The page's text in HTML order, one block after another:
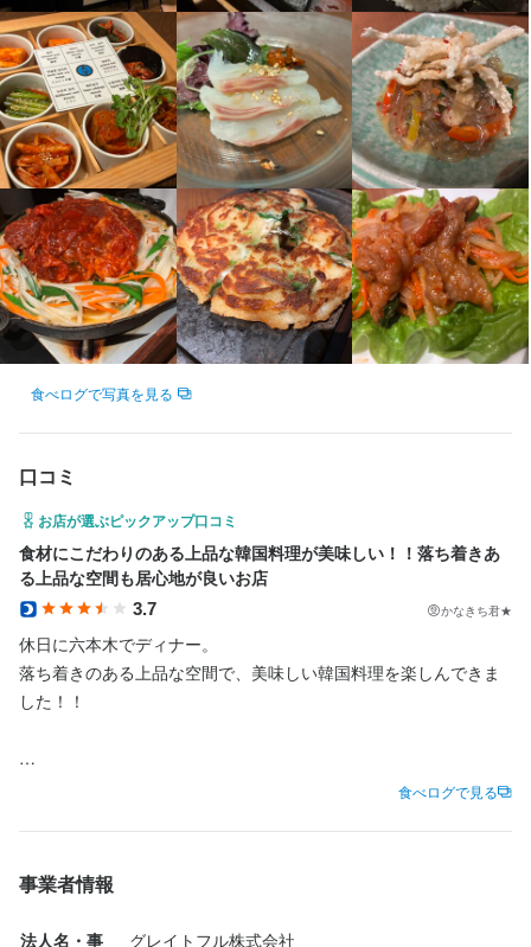
食べログで写真を見る
口コミ
お店が選ぶピックアップ口コミ
食材にこだわりのある上品な韓国料理が美味しい！！落ち着きあ
る上品な空間も居心地が良いお店
3.7 かなきち君★
休日に六本木でディナー。
落ち着きのある上品な空間で、美味しい韓国料理を楽しんできま
した！！
ないとカウンターキッチンってなかなか出来ないなと思います。
個室もあるので様々なシーンで利用出来るお店です。
食べログで見る
事業者情報
法人名・事 グレイトフル株式会社
仕事内容
その他サービス業接客/フロアスタッフ
飲食ホール/フロアスタッフ
その他飲食
応募資格
歓迎スキル・経験
コミュニケーション能力 飲食店での接客経験
求める人物像
◇韓国が好き・韓国料理が好きな方
◇ランチタイムのみの主婦（夫）さん
◇スキマ時間を有効活用したいWワーク・掛け持ちさん
◇フルタイムで稼ぎたいフリーターさん
◇飲食・接客未経験の方
◇初心者の方
◇アルバイトデビューの方
◇カフェや居酒屋・レストランなどの経験がある方
店名
仕事内容
その他サービス業
飲食調理スタッフ
その他飲食
応募資格
歓迎スキル・経験
コミュニケーション能力 飲食店での接客経験
求める人物像
◇韓国が好き・韓国料理が好きな方
◇ランチタイムのみの主婦（夫）さん
◇スキマ時間を有効活用したいWワーク・掛け持ちさん
◇フルタイムで稼ぎたいフリーターさん
◇飲食・接客未経験の方
◇初心者の方
◇アルバイトデビューの方
◇カフェや居酒屋・レストランなどの経験がある方
店名